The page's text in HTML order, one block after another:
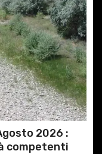
2026 :
competenti